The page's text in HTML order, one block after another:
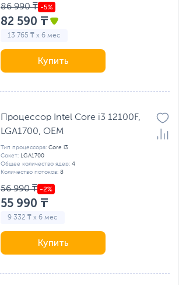
86 990 ₸
82 590 ₸
13 765 ₸ x 6 мес
Купить
Процессор Intel Core i3 12100F,
LGA1700, OEM
Тип процессора: Core i3
Сокет:
LGA1700
Общее количество ядер: 4
Количество потоков: 8
56 990 ₸
55 990 ₸
9 332 ₸ x 6 мес
Купить